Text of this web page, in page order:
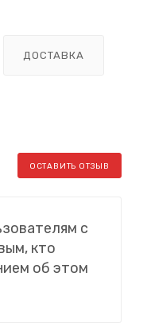
ДОСТАВКА
ОСТАВИТЬ ОТЗЫВ
с
кто
об этом